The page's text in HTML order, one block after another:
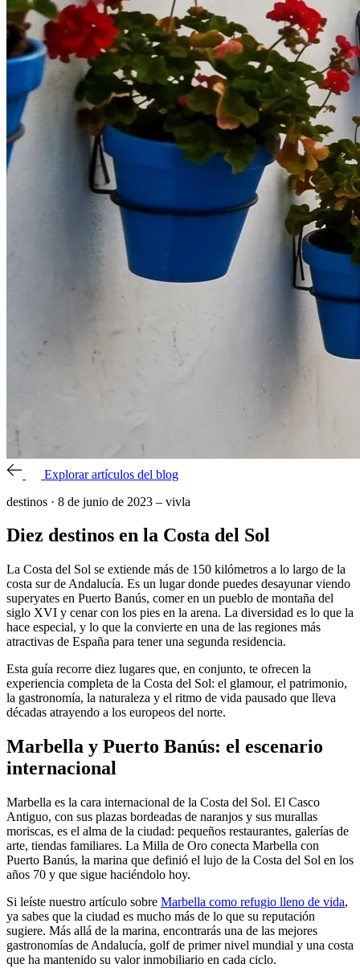
Explorar artículos del blog
destinos · 8 de junio de 2023 – vivla
Diez destinos en la Costa del Sol
La Costa del Sol se extiende más de 150 kilómetros a lo largo de la
costa sur de Andalucía. Es un lugar donde puedes desayunar viendo
superyates en Puerto Banús, comer en un pueblo de montaña del
siglo XVI y cenar con los pies en la arena. La diversidad es lo que la
hace especial, y lo que la convierte en una de las regiones más
atractivas de España para tener una segunda residencia.
Esta guía recorre diez lugares que, en conjunto, te ofrecen la
experiencia completa de la Costa del Sol: el glamour, el patrimonio,
la gastronomía, la naturaleza y el ritmo de vida pausado que lleva
décadas atrayendo a los europeos del norte.
Marbella y Puerto Banús: el escenario
internacional
Marbella es la cara internacional de la Costa del Sol. El Casco
Antiguo, con sus plazas bordeadas de naranjos y sus murallas
moriscas, es el alma de la ciudad: pequeños restaurantes, galerías de
arte, tiendas familiares. La Milla de Oro conecta Marbella con
Puerto Banús, la marina que definió el lujo de la Costa del Sol en los
años 70 y que sigue haciéndolo hoy.
Si leíste nuestro artículo sobre Marbella como refugio lleno de vida,
ya sabes que la ciudad es mucho más de lo que su reputación
sugiere. Más allá de la marina, encontrarás una de las mejores
gastronomías de Andalucía, golf de primer nivel mundial y una costa
que ha mantenido su valor inmobiliario en cada ciclo.